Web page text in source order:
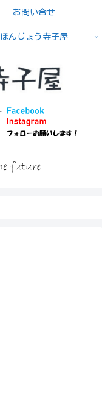
お問い合せ
ほんじょう寺子屋